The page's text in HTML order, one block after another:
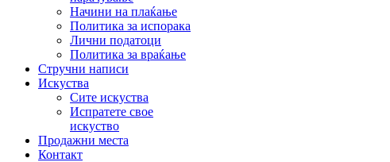
Начини на плаќање
Политика за испорака
Лични податоци
Политика за враќање
Стручни написи
Искуства
Сите искуства
Испратете свое
искуство
Продажни места
Контакт